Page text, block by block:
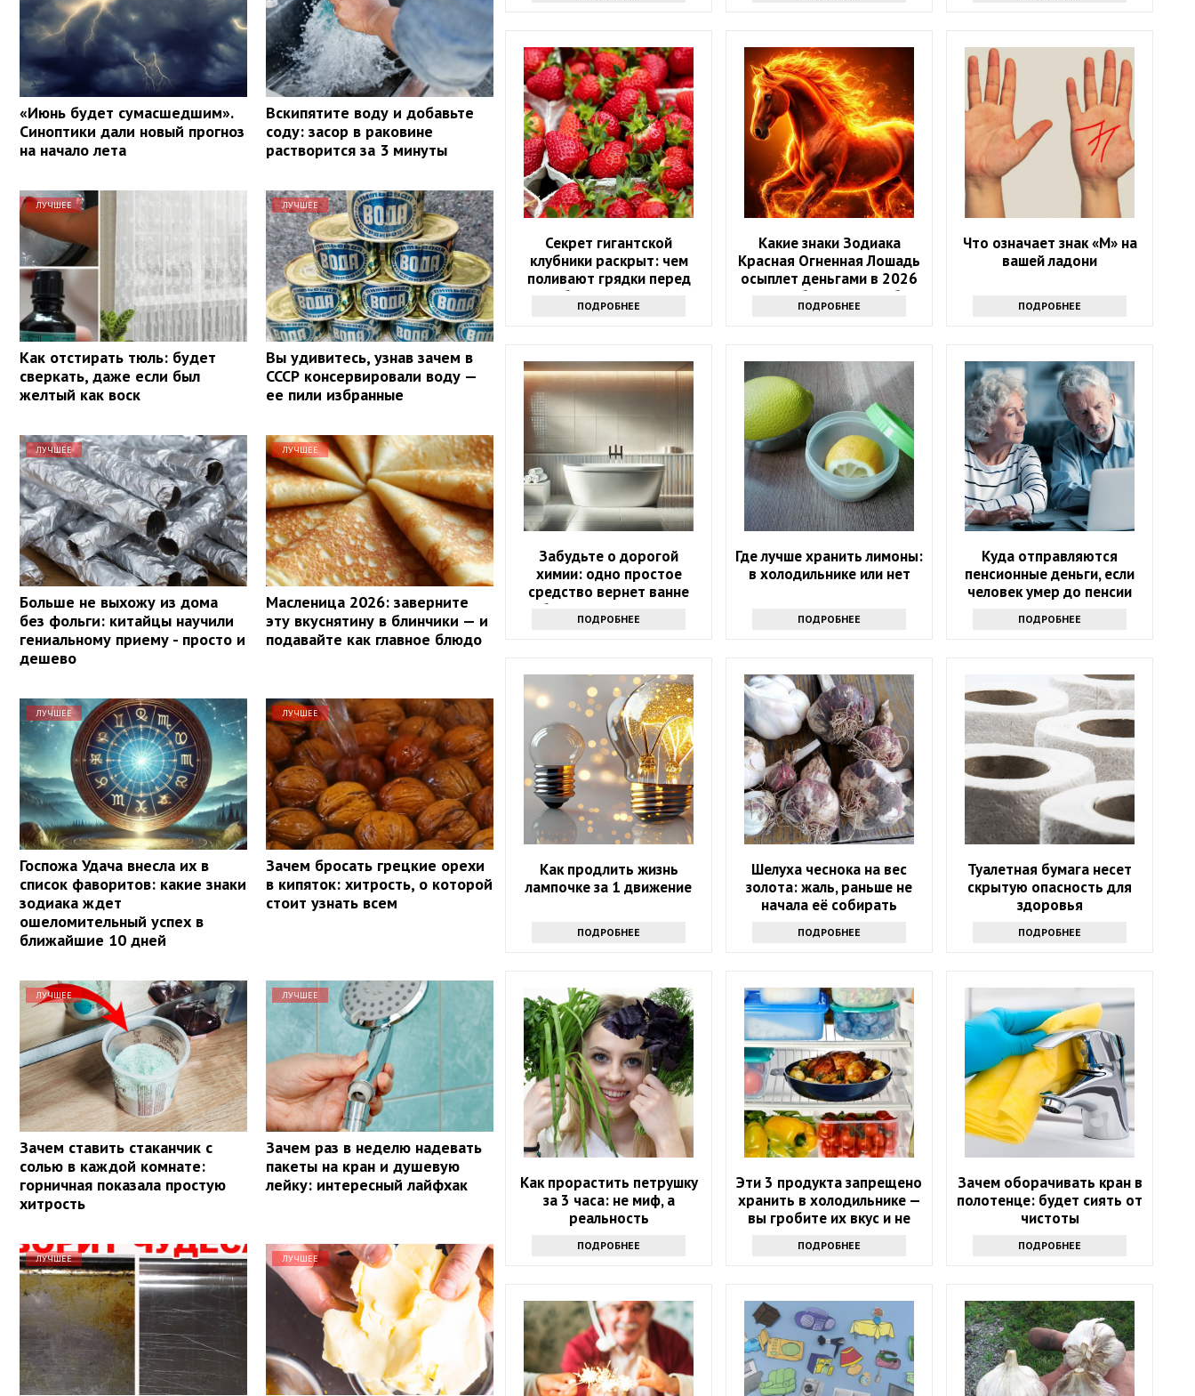
«Июнь будет сумасшедшим».
Синоптики дали новый прогноз
на начало лета
Вскипятите воду и добавьте
соду: засор в раковине
растворится за 3 минуты
ЛУЧШЕЕ
Как отстирать тюль: будет
сверкать, даже если был
желтый как воск
ЛУЧШЕЕ
Вы удивитесь, узнав зачем в
СССР консервировали воду —
ее пили избранные
ЛУЧШЕЕ
Больше не выхожу из дома
без фольги: китайцы научили
гениальному приему - просто и
дешево
ЛУЧШЕЕ
Масленица 2026: заверните
эту вкуснятину в блинчики — и
подавайте как главное блюдо
ЛУЧШЕЕ
Госпожа Удача внесла их в
список фаворитов: какие знаки
зодиака ждет
ошеломительный успех в
ближайшие 10 дней
ЛУЧШЕЕ
Зачем бросать грецкие орехи
в кипяток: хитрость, о которой
стоит узнать всем
ЛУЧШЕЕ
Зачем ставить стаканчик с
солью в каждой комнате:
горничная показала простую
хитрость
ЛУЧШЕЕ
Зачем раз в неделю надевать
пакеты на кран и душевую
лейку: интересный лайфхак
ЛУЧШЕЕ ЛУЧШЕЕ
Секрет гигантской
клубники раскрыт: чем
поливают грядки перед
сбором урожая
ПОДРОБНЕЕ
Какие знаки Зодиака
Красная Огненная Лошадь
осыплет деньгами в 2026
году: 4 баловня Судьбы
ПОДРОБНЕЕ
Что означает знак «М» на
вашей ладони
ПОДРОБНЕЕ
Забудьте о дорогой
химии: одно простое
средство вернет ванне
белизну за 10 минут
ПОДРОБНЕЕ
Где лучше хранить лимоны:
в холодильнике или нет
ПОДРОБНЕЕ
Куда отправляются
пенсионные деньги, если
человек умер до пенсии
ПОДРОБНЕЕ
Как продлить жизнь
лампочке за 1 движение
ПОДРОБНЕЕ
Шелуха чеснока на вес
золота: жаль, раньше не
начала её собирать
ПОДРОБНЕЕ
Туалетная бумага несет
скрытую опасность для
здоровья
ПОДРОБНЕЕ
Как прорастить петрушку
за 3 часа: не миф, а
реальность
ПОДРОБНЕЕ
Эти 3 продукта запрещено
хранить в холодильнике —
вы гробите их вкус и не
ПОДРОБНЕЕ
Зачем оборачивать кран в
полотенце: будет сиять от
чистоты
ПОДРОБНЕЕ